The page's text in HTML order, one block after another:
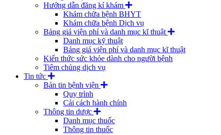
Hướng dẫn đăng kí khám
Khám chữa bệnh BHYT
Khám chữa bệnh Dịch vụ
Bảng giá viện phí và danh mục kĩ thuật
Danh mục kỹ thuật
Bảng giá viện phí và danh mục kĩ thuật
Kiến thức sức khỏe dành cho người bệnh
Tiêm chủng dịch vụ
Tin tức
Bản tin bệnh viện
Quy trình
Cải cách hành chính
Thông tin dược
Danh mục thuốc
Thông tin thuốc